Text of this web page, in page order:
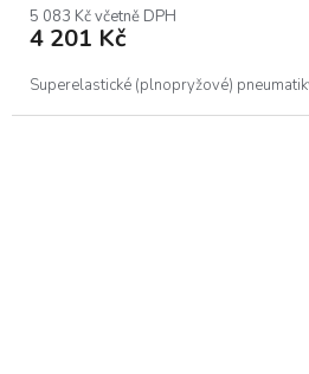
5 083 Kč včetně DPH
4 201 Kč
Superelastické (plnopryžové)